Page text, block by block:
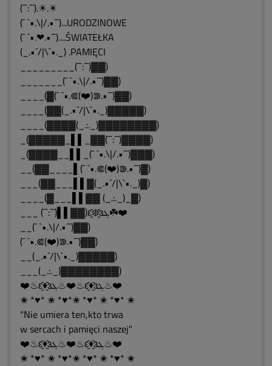
(¯`:´¯).☀.☀
(¯ `•.\|/.•´¯)...URODZINOWE
(¯ `•.❤.•´¯)....ŚWIATEŁKA
(_.•´/|\`•._) .PAMIĘCI
_________(¯`:´¯)▓▓)
_______(¯ `•.\|/.•´¯)▓▓)
____(▓(¯ `•.⋐(❤️)⋑.•´¯)▓▓)
____(▓▓(_.•´/|\`•._)▓▓▓▓▓)
____(▓▓▓▓(_.:._)▓▓▓▓▓▓▓▓)
_(▓▓▓▓▓_▌▌_▓▓(¯`:´¯)▓▓▓▓)
_(▓▓▓▓__▌▌_(¯ `•.\|/.•´¯)▓▓▓)
__(▓▓____▌(¯ `•.⋐(❤️)⋑.•´¯)▓)
___(▓▓___▌▌▓(_.•´/|\`•._)▓)
____(▓___▌▌▓▓ (_.:._)_▓)
___ (¯`:´¯)▌▌▓▓)ԑ̮̑❄️̮̑ɜܓ☘️❤️
__(¯ `•.\|/.•´¯)▓▓)
(¯ `•.⋐(❤️)⋑.•´¯)▓▓)
__(_.•´/|\`•._)▓▓▓▓▓)
___(_.:._)▓▓▓▓▓▓▓▓)
❤️♨ԑ̮̑♦̮̑ɜܓ♨❤️♨ԑ̮̑♦̮̑ɜܓ♨❤️
✬ *♥* ✬ *♥*✬ *♥* ✬ *♥* ✬
"Nie umiera ten,kto trwa
w sercach i pamięci naszej"
❤️♨ԑ̮̑♦̮̑ɜܓ♨❤️♨ԑ̮̑♦̮̑ɜܓ♨❤️
✬ *♥* ✬ *♥*✬ *♥* ✬ *♥* ✬